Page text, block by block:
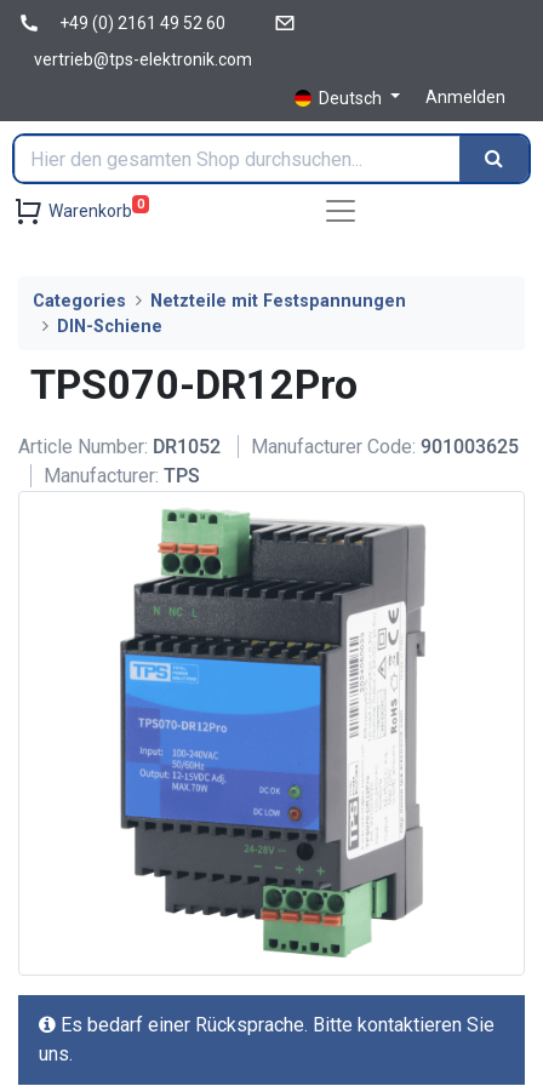
+49 (0) 2161 49 52 60
vertrieb@tps-elektronik.com
Deutsch
Anmelden
Warenkorb 0
Categories
Netzteile mit Festspannungen
DIN-Schiene
TPS070-DR12Pro
Article Number: DR1052 Manufacturer Code: 901003625
Manufacturer: TPS
Es bedarf einer Rücksprache. Bitte kontaktieren Sie
uns.